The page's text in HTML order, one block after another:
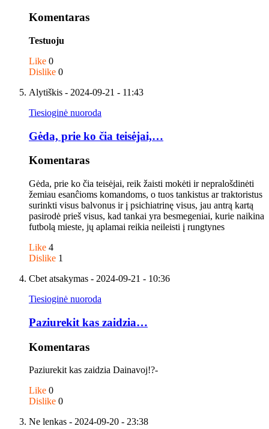
Komentaras
Testuoju
Like 0
Dislike 0
Alytiškis - 2024-09-21 - 11:43
Tiesioginė nuoroda
Gėda, prie ko čia teisėjai,…
Komentaras
Gėda, prie ko čia teisėjai, reik žaisti mokėti ir nepralošdinėti
žemiau esanĉioms komandoms, o tuos tankistus ar traktoristus
surinkti visus balvonus ir į psichiatrinę visus, jau antrą kartą
pasirodė prieš visus, kad tankai yra besmegeniai, kurie naikina
futbolą mieste, jų aplamai reikia neileisti į rungtynes
Like 4
Dislike 1
Cbet atsakymas - 2024-09-21 - 10:36
Tiesioginė nuoroda
Paziurekit kas zaidzia…
Komentaras
Paziurekit kas zaidzia Dainavoj!?-
Like 0
Dislike 0
Ne lenkas - 2024-09-20 - 23:38